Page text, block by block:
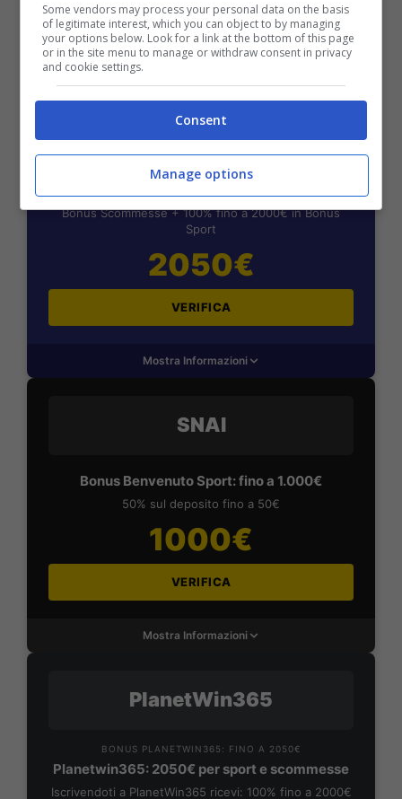
Mostra Informazioni
BONUS BENVENUTO LOTTOMATICA: 2050€
Fino a 2050€ bonus scommesse e sport
Per i nuovi utenti della piattaforma: 100% fino a 50€ in
Bonus Scommesse + 100% fino a 2000€ in Bonus
Sport
2050€
VERIFICA
Mostra Informazioni
SNAI
Bonus Benvenuto Sport: fino a 1.000€
50% sul deposito fino a 50€
1000€
VERIFICA
Mostra Informazioni
PlanetWin365
BONUS PLANETWIN365: FINO A 2050€
Planetwin365: 2050€ per sport e scommesse
Iscrivendoti a PlanetWin365 ricevi: 100% fino a 2000€
Some vendors may process your personal data on the basis
of legitimate interest, which you can object to by managing
your options below. Look for a link at the bottom of this page
or in the site menu to manage or withdraw consent in privacy
and cookie settings.
Consent
Manage options